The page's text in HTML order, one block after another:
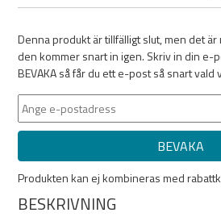
Denna produkt är tillfälligt slut, men det
den kommer snart in igen. Skriv in din e-
BEVAKA så får du ett e-post så snart vald
BEVAKA
Produkten kan ej kombineras med
BESKRIVNING